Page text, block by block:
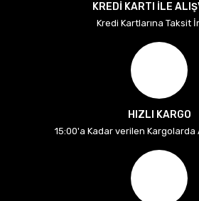
KREDİ KARTI İLE
Kredi Kartlarına Taksit
HIZLI KARGO
15:00'a Kadar verilen Kargolarda